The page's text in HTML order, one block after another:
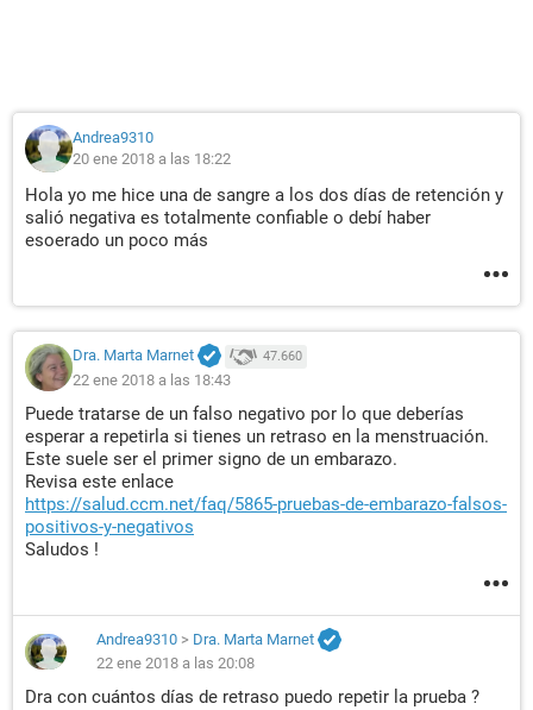
Andrea9310
20 ene 2018 a las 18:22
Hola yo me hice una de sangre a los dos días de retención y
salió negativa es totalmente confiable o debí haber
esoerado un poco más
Dra. Marta Marnet 47.660
22 ene 2018 a las 18:43
Puede tratarse de un falso negativo por lo que deberías
esperar a repetirla si tienes un retraso en la menstruación.
Este suele ser el primer signo de un embarazo.
Revisa este enlace
https://salud.ccm.net/faq/5865-pruebas-de-embarazo-falsos-
positivos-y-negativos
Saludos !
Andrea9310 > Dra. Marta Marnet
22 ene 2018 a las 20:08
Dra con cuántos días de retraso puedo repetir la prueba ?